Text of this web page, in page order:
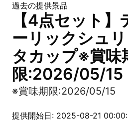
過去の提供景品
【4点セット
ーリックシュ
タカップ※賞味
限:2026/05/15
※賞味期限:2026/05/15
提供開始日: 2025-08-21